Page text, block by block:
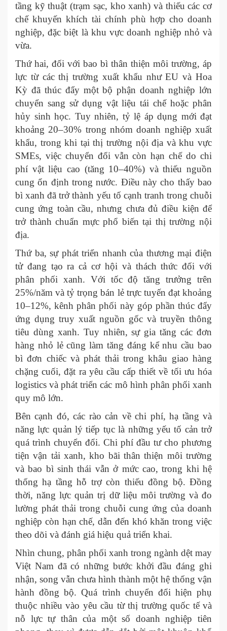
tầng kỹ thuật (trạm sạc, kho xanh) và thiếu các cơ
chế khuyến khích tài chính phù hợp cho doanh
nghiệp, đặc biệt là khu vực doanh nghiệp nhỏ và
vừa.
Thứ hai, đối với bao bì thân thiện môi trường, áp
lực từ các thị trường xuất khẩu như EU và Hoa
Kỳ đã thúc đẩy một bộ phận doanh nghiệp lớn
chuyển sang sử dụng vật liệu tái chế hoặc phân
hủy sinh học. Tuy nhiên, tỷ lệ áp dụng mới đạt
khoảng 20–30% trong nhóm doanh nghiệp xuất
khẩu, trong khi tại thị trường nội địa và khu vực
SMEs, việc chuyển đổi vẫn còn hạn chế do chi
phí vật liệu cao (tăng 10–40%) và thiếu nguồn
cung ổn định trong nước. Điều này cho thấy bao
bì xanh đã trở thành yếu tố cạnh tranh trong chuỗi
cung ứng toàn cầu, nhưng chưa đủ điều kiện để
trở thành chuẩn mực phổ biến tại thị trường nội
địa.
Thứ ba, sự phát triển nhanh của thương mại điện
tử đang tạo ra cả cơ hội và thách thức đối với
phân phối xanh. Với tốc độ tăng trưởng trên
25%/năm và tỷ trọng bán lẻ trực tuyến đạt khoảng
10–12%, kênh phân phối này góp phần thúc đẩy
ứng dụng truy xuất nguồn gốc và truyền thông
tiêu dùng xanh. Tuy nhiên, sự gia tăng các đơn
hàng nhỏ lẻ cũng làm tăng đáng kể nhu cầu bao
bì đơn chiếc và phát thải trong khâu giao hàng
chặng cuối, đặt ra yêu cầu cấp thiết về tối ưu hóa
logistics và phát triển các mô hình phân phối xanh
quy mô lớn.
Bên cạnh đó, các rào cản về chi phí, hạ tầng và
năng lực quản lý tiếp tục là những yếu tố cản trở
quá trình chuyển đổi. Chi phí đầu tư cho phương
tiện vận tải xanh, kho bãi thân thiện môi trường
và bao bì sinh thái vẫn ở mức cao, trong khi hệ
thống hạ tầng hỗ trợ còn thiếu đồng bộ. Đồng
thời, năng lực quản trị dữ liệu môi trường và đo
lường phát thải trong chuỗi cung ứng của doanh
nghiệp còn hạn chế, dẫn đến khó khăn trong việc
theo dõi và đánh giá hiệu quả triển khai.
Nhìn chung, phân phối xanh trong ngành dệt may
Việt Nam đã có những bước khởi đầu đáng ghi
nhận, song vẫn chưa hình thành một hệ thống vận
hành đồng bộ. Quá trình chuyển đổi hiện phụ
thuộc nhiều vào yêu cầu từ thị trường quốc tế và
nỗ lực tự thân của một số doanh nghiệp tiên